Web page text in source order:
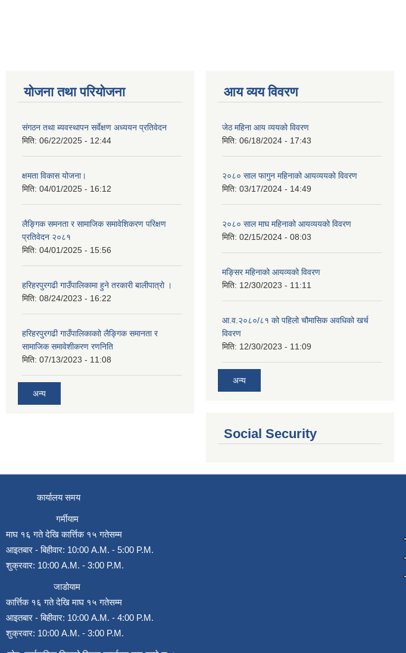
योजना तथा परियोजना
संगठन तथा ब्यवस्थापन सर्वेक्षण अध्ययन प्रतिवेदन
मिति: 06/22/2025 - 12:44
क्षमता विकास योजना।
मिति: 04/01/2025 - 16:12
लैङ्गिक समनता र सामाजिक समावेशिकरण परिक्षण
प्रतिवेदन २०८१
मिति: 04/01/2025 - 15:56
हरिहरपुरगढी गाउँपालिकामा हुने तरकारी बालीपात्रो ।
मिति: 08/24/2023 - 16:22
हरिहरपुरगढी गाउँपालिकाकाो लैङ्गिक समानता र
सामाजिक समावेशीकरण रणनिति
मिति: 07/13/2023 - 11:08
अन्य
आय व्यय विवरण
जेठ महिना आय व्ययको विवरण
मिति: 06/18/2024 - 17:43
२०८० साल फागुन महिनाको आयव्ययको विवरण
मिति: 03/17/2024 - 14:49
२०८० साल माघ महिनाको आयव्ययको विवरण
मिति: 02/15/2024 - 08:03
मङ्सिर महिनाको आयव्यको विवरण
मिति: 12/30/2023 - 11:11
आ.व.२०८०/८१ को पहिलो चौमासिक अवधिको खर्च
विवरण
मिति: 12/30/2023 - 11:09
अन्य
Social Security
कार्यालय समय
गर्मीयाम
माघ १६ गते देखि कार्त्तिक १५ गतेसम्म
आइतबार - बिहीवार: 10:00 A.M. - 5:00 P.M.
शुक्रवार: 10:00 A.M. - 3:00 P.M.
जाडोयाम
कार्त्तिक १६ गते देखि माघ १५ गतेसम्म
आइतबार - बिहीवार: 10:00 A.M. - 4:00 P.M.
शुक्रवार: 10:00 A.M. - 3:00 P.M.